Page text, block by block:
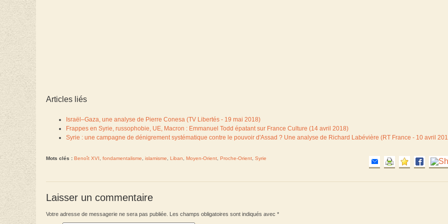
Articles liés
Israël–Gaza, une analyse de Pierre Conesa (TV Libertés - 19 mai 2018)
Frappes en Syrie, russophobie, UE, Macron : Emmanuel Todd épatant sur France Culture (14 avril 2018)
Syrie : une campagne de dénigrement systématique contre le pouvoir d'Assad ? Une analyse de Richard Labévière (RT France - 10 avril
Mots clés : Benoît XVI fondamentalisme islamisme Liban Moyen-Orient Proche-Orient Syrie
Laisser un commentaire
Votre adresse de messagerie ne sera pas publiée. Les champs obligatoires sont indiqués avec *